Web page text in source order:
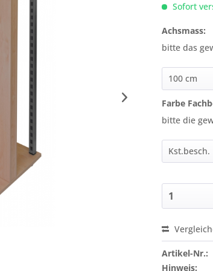
Sofort
Achsmass:
bitte das
Farbe
bitte die
Preis
Artikel-Nr.:
Hinweis: